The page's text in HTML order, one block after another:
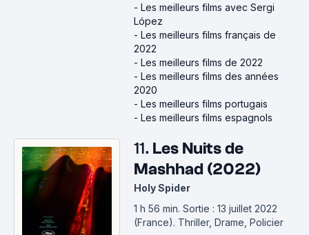
- Les meilleurs films avec Sergi
López
- Les meilleurs films français de
2022
- Les meilleurs films de 2022
- Les meilleurs films des années
2020
- Les meilleurs films portugais
- Les meilleurs films espagnols
11. Les Nuits de
Mashhad (2022)
Holy Spider
1 h 56 min. Sortie : 13 juillet 2022
(France). Thriller, Drame, Policier